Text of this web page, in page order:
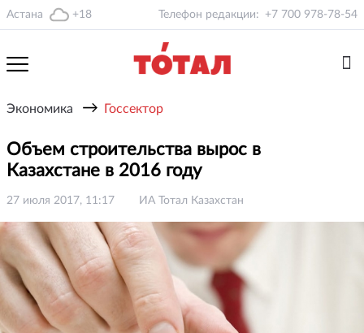
Астана +18 Телефон редакции: +7 700 978-78-54
Экономика → Госсектор
Объем строительства вырос в
Казахстане в 2016 году
27 июля 2017, 11:17 ИА Тотал Казахстан